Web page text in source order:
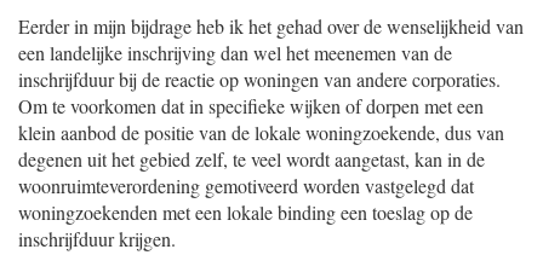
Eerder in mijn bijdrage heb ik het gehad over de wenselijkheid van
een landelijke inschrijving dan wel het meenemen van de
inschrijfduur bij de reactie op woningen van andere corporaties.
Om te voorkomen dat in specifieke wijken of dorpen met een
klein aanbod de positie van de lokale woningzoekende, dus van
degenen uit het gebied zelf, te veel wordt aangetast, kan in de
woonruimteverordening gemotiveerd worden vastgelegd dat
woningzoekenden met een lokale binding een toeslag op de
inschrijfduur krijgen.